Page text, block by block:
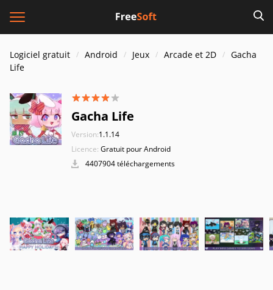
Logiciel gratuit Android Jeux Arcade et 2D
Gacha
Life
Gacha Life
Version:1.1.14
Licence: Gratuit pour Android
4407904 téléchargements